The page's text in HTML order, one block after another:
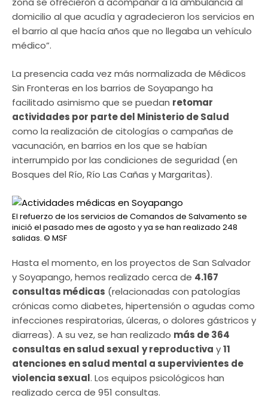
domicilio al que acudía y agradecieron los servicios en
el barrio al que hacía años que no llegaba un vehículo
médico”.
La presencia cada vez más normalizada de Médicos
Sin Fronteras en los barrios de Soyapango ha
facilitado asimismo que se puedan retomar
actividades por parte del Ministerio de Salud
como la realización de citologías o campañas de
vacunación, en barrios en los que se habían
interrumpido por las condiciones de seguridad (en
Bosques del Río, Río Las Cañas y Margaritas).
El refuerzo de los servicios de Comandos de Salvamento se
inició el pasado mes de agosto y ya se han realizado 248
salidas. © MSF
Hasta el momento, en los proyectos de San Salvador
y Soyapango, hemos realizado cerca de 4.167
consultas médicas (relacionadas con patologías
crónicas como diabetes, hipertensión o agudas como
infecciones respiratorias, úlceras, o dolores gástricos y
diarreas). A su vez, se han realizado más de 364
consultas en salud sexual y reproductiva y11
atenciones en salud mental a supervivientes de
violencia sexual. Los equipos psicológicos han
realizado cerca de 951 consultas.